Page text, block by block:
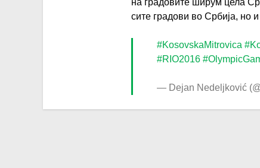
на градовите ширум цела
сите градови во Србија, но
#KosovskaMitrovica
#RIO2016
— Dejan Nedeljković